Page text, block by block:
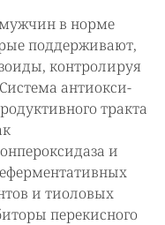
в норме
поддерживают,
контролируя
антиокси-
тракта
и
и тиоловых
перекисного